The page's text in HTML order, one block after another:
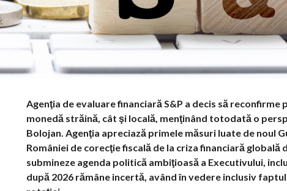
Agenţia de evaluare financiară S&P a decis să
monedă străină, cât şi locală, menţinând totodată o
Bolojan. Agenţia apreciază primele măsuri luate de noul
României de corecţie fiscală de la criza financiară
submineze agenda politică ambiţioasă a Executivului,
după 2026 rămâne incertă, având în vedere inclusiv